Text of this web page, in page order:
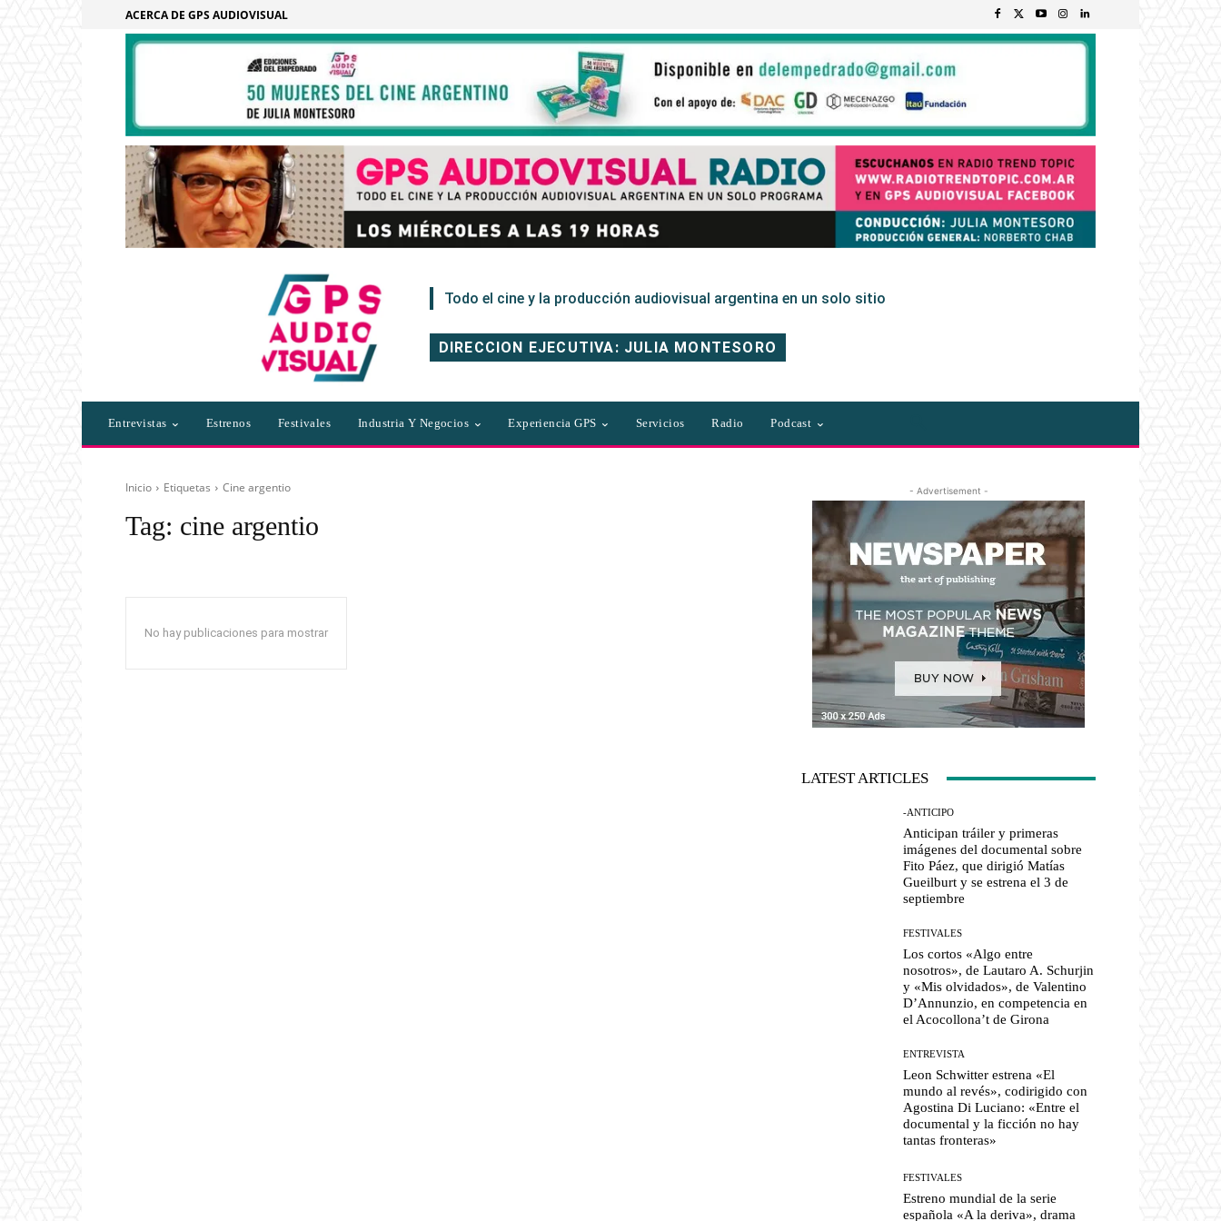
ACERCA DE GPS AUDIOVISUAL
Todo el cine y la producción audiovisual argentina en un solo sitio
DIRECCION EJECUTIVA: JULIA MONTESORO
Entrevistas Estrenos Festivales Industria Y Negocios Experiencia GPS Servicios Radio Podcast
Inicio Etiquetas Cine argentio
Tag: cine argentio
No hay publicaciones para mostrar
- Advertisement -
LATEST ARTICLES
-ANTICIPO
Anticipan tráiler y primeras
imágenes del documental sobre
Fito Páez, que dirigió Matías
Gueilburt y se estrena el 3 de
septiembre
FESTIVALES
Los cortos «Algo entre
nosotros», de Lautaro A. Schurjin
y «Mis olvidados», de Valentino
D’Annunzio, en competencia en
el Acocollona’t de Girona
ENTREVISTA
Leon Schwitter estrena «El
mundo al revés», codirigido con
Agostina Di Luciano: «Entre el
documental y la ficción no hay
tantas fronteras»
FESTIVALES
Estreno mundial de la serie
española «A la deriva», drama